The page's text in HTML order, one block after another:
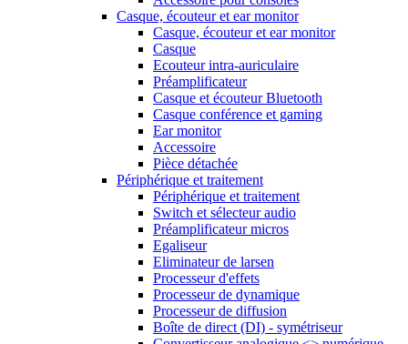
Casque, écouteur et ear monitor
Casque, écouteur et ear monitor
Casque
Ecouteur intra-auriculaire
Préamplificateur
Casque et écouteur Bluetooth
Casque conférence et gaming
Ear monitor
Accessoire
Pièce détachée
Périphérique et traitement
Périphérique et traitement
Switch et sélecteur audio
Préamplificateur micros
Egaliseur
Eliminateur de larsen
Processeur d'effets
Processeur de dynamique
Processeur de diffusion
Boîte de direct (DI) - symétriseur